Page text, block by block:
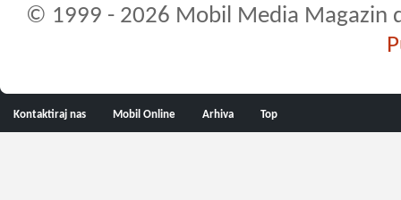
© 1999 - 2026 Mobil Media Magazin
Kontaktiraj nas Mobil Online Arhiva Top